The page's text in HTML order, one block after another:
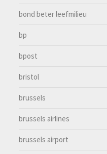
bond beter leefmilieu
bp
bpost
bristol
brussels
brussels airlines
brussels airport